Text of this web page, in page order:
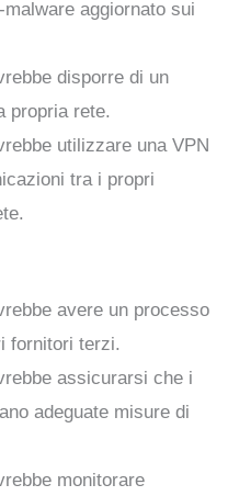
aggiornato sui
disporre di un
propria rete.
utilizzare una VPN
tra i propri
avere un processo
fornitori terzi.
assicurarsi che i
adeguate misure di
monitorare